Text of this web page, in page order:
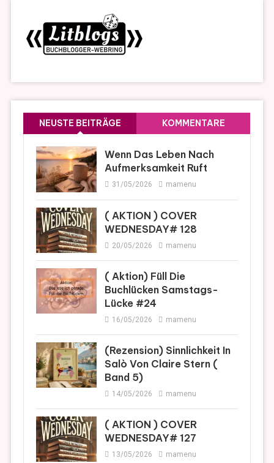
NEUSTE BEITRÄGE KOMMENTARE
Wenn Das Leben Nach
Aufmerksamkeit Ruft
31/05/2026 mamenu
( AKTION ) COVER
WEDNESDAY# 128
20/05/2026 mamenu
( Aktion) Füll Die
Buchlücken Samstags-
Lücke #24
16/05/2026 mamenu
(Rezension) Sinnlichkeit In
Salò Von Claire Stern (
Band 5)
14/05/2026 mamenu
( AKTION ) COVER
WEDNESDAY# 127
13/05/2026 mamenu